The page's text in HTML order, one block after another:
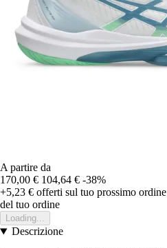
A partire da
170,00 € 104,64 € -38%
+5,23 € offerti sul tuo prossimo ordine
del tuo ordine
Loading...
Descrizione